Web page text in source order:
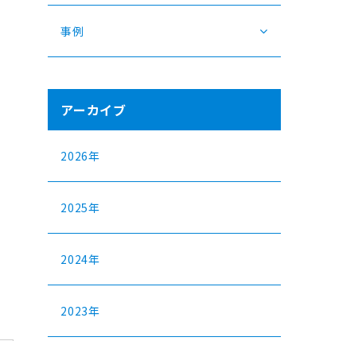
事例
アーカイブ
2026年
2025年
2024年
2023年